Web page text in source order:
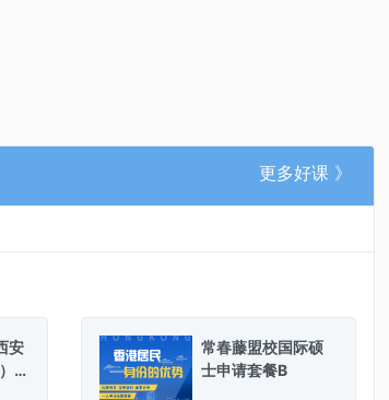
更多好课 》
安
常春藤盟校国际硕
士申请套餐B